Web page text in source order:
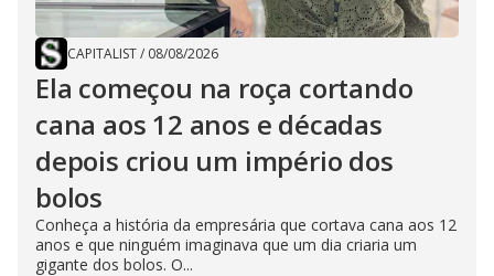
CAPITALIST/ 08/08/2026
Ela começou na roça cortando
cana aos 12 anos e décadas
depois criou um império dos
bolos
Conheça a história da empresária que cortava cana aos 12
anos e que ninguém imaginava que um dia criaria um
gigante dos bolos. O...